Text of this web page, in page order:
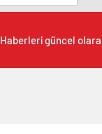
Haberleri güncel